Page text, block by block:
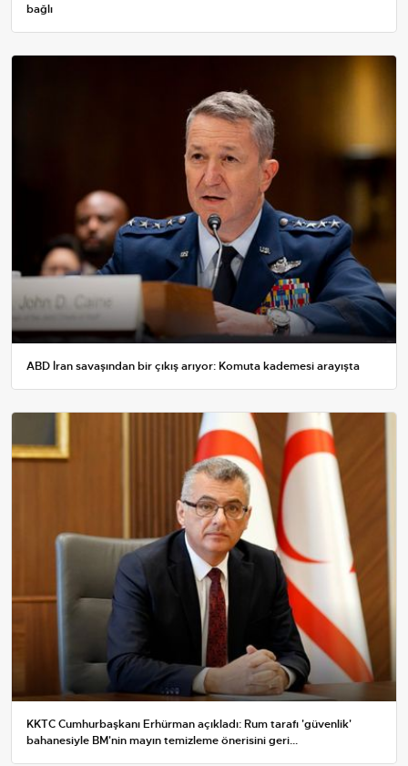
bağlı
ABD İran savaşından bir çıkış arıyor: Komuta kademesi arayışta
KKTC Cumhurbaşkanı Erhürman açıkladı: Rum tarafı 'güvenlik'
bahanesiyle BM'nin mayın temizleme önerisini geri...